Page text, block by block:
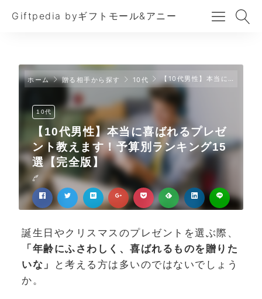
Giftpedia byギフトモール&アニー
ホーム 贈る相手から探す 10代 【10代男性】本当に喜ばれるプレゼント教えます！予算別ランキング15選【完全版】
10代
【10代男性】本当に喜ばれるプレゼ
ント教えます！予算別ランキング15
選【完全版】
誕生日やクリスマスのプレゼントを選ぶ際、
「年齢にふさわしく、喜ばれるものを贈りた
いな」
と考える方は多いのではないでしょう
か。